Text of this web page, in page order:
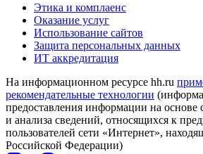
Этика и комплаенс
Оказание услуг
Использование сайтов
Защита персональных данных
ИТ аккредитация
На информационном ресурсе hh.ru
рекомендательные технологии
предоставления информации на основе
и анализа сведений, относящихся к
пользователей сети «Интернет»,
Российской Федерации)